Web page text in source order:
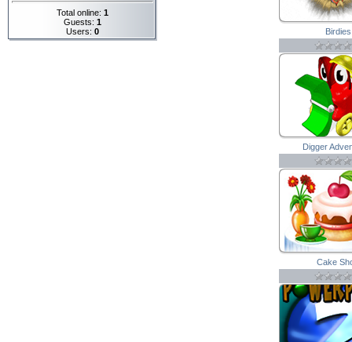
Total online: 1
Guests: 1
Users: 0 Birdies
Digger
Cake